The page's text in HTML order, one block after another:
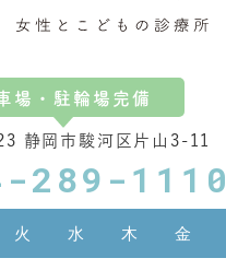
場・駐輪場完備
静岡市駿河区片山3-11
289-1110
火 水 木 金